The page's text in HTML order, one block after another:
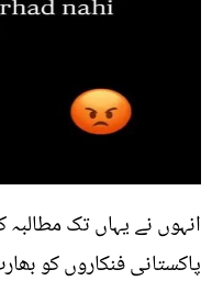
انہوں نے یہاں تک
پاکستانی فنکاروں کو